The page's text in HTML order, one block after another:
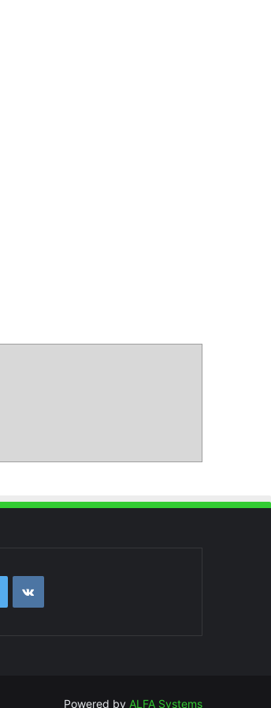
Powered by ALFA Systems